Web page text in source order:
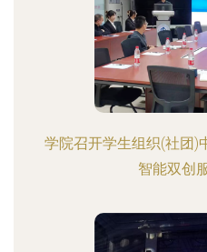
学院召开学生组织(社团)
智能双创